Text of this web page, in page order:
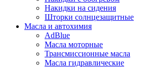
Накидки на сидения
Шторки солнцезащитные
Масла и автохимия
AdBlue
Масла моторные
Трансмиссионные масла
Масла гидравлические